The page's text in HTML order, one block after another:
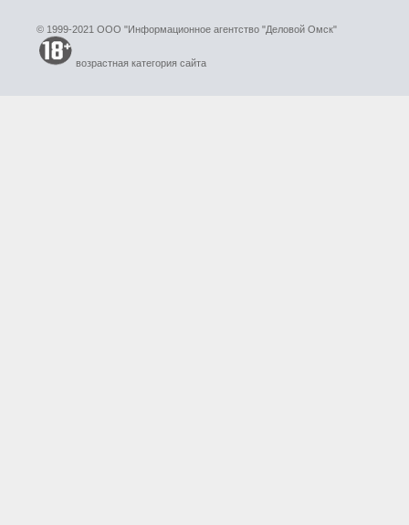
© 1999-2021 ООО "Информационное агентство "Деловой Омск"
возрастная категория сайта